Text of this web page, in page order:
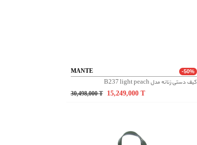
MANTE -50%
کیف دستی زنانه مدل B237 light peach
30,498,000T 15,249,000 T